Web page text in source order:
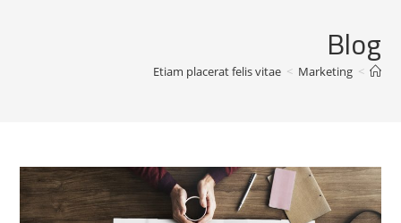
Blog
>
Marketing
>
Etiam placerat felis vitae